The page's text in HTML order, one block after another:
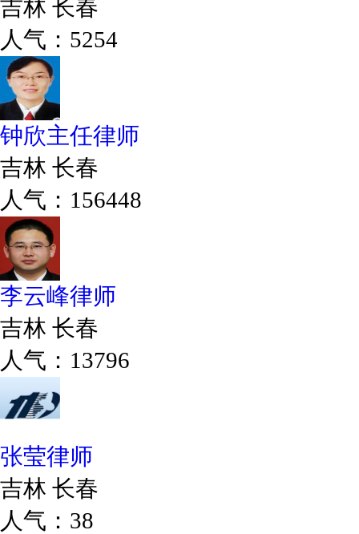
吉林 长春
人气：5254
钟欣主任律师
吉林 长春
人气：156448
李云峰律师
吉林 长春
人气：13796
张莹律师
吉林 长春
人气：38